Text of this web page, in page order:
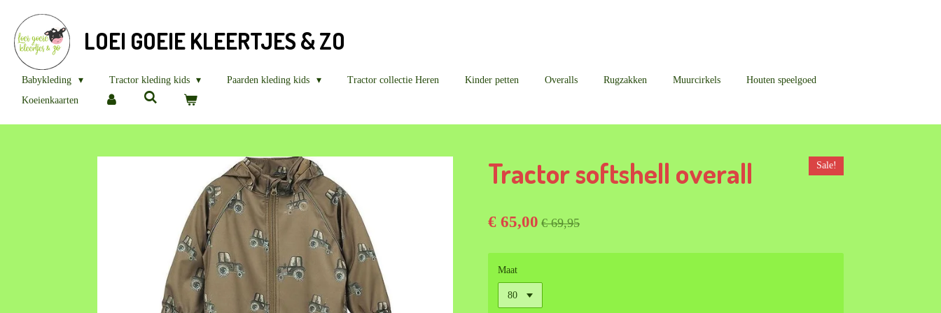
direct
naar
de
hoofdinhoud
LOEI GOEIE KLEERTJES & ZO
Babykleding Tractor kleding kids Paarden kleding kids Tractor collectie Heren Kinder petten Overalls Rugzakken Muurcirkels
Houten speelgoed
Koeienkaarten
Tractor softshell overall Sale!
€ 65,00 € 69,95
Maat